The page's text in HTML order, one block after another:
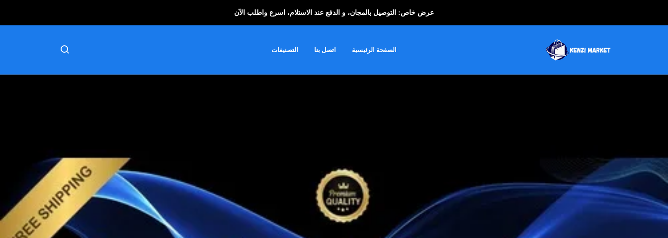
عرض خاص: التوصيل بالمجان، و الدفع عند الاستلام، اسرع واطلب الآن
الصفحة الرئيسية اتصل بنا التصنيفات